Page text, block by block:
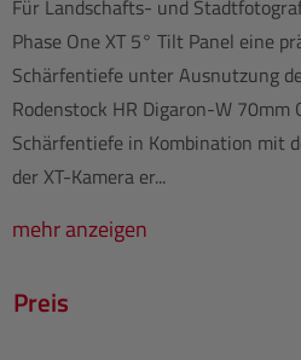
Für Landschafts- und
Phase One XT 5° Tilt Panel eine
Schärfentiefe unter Ausnutzung
Rodenstock HR Digaron-W 70mm
Schärfentiefe in Kombination mit
der XT-Kamera er...
mehr anzeigen
Preis